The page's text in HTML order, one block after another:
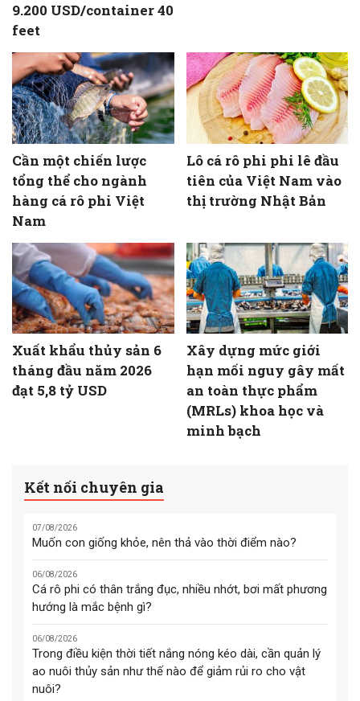
9.200 USD/container 40
feet
Cần một chiến lược
tổng thể cho ngành
hàng cá rô phi Việt
Nam
Lô cá rô phi phi lê đầu
tiên của Việt Nam vào
thị trường Nhật Bản
Xuất khẩu thủy sản 6
tháng đầu năm 2026
đạt 5,8 tỷ USD
Xây dựng mức giới
hạn mối nguy gây mất
an toàn thực phẩm
(MRLs) khoa học và
minh bạch
Kết nối chuyên gia
07/08/2026
Muốn con giống khỏe, nên thả vào thời điểm nào?
06/08/2026
Cá rô phi có thân trắng đục, nhiều nhớt, bơi mất phương
hướng là mắc bệnh gì?
06/08/2026
Trong điều kiện thời tiết nắng nóng kéo dài, cần quản lý
ao nuôi thủy sản như thế nào để giảm rủi ro cho vật
nuôi?